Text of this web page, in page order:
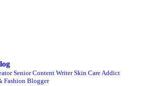
Senior Content WriterSkin Care Addict
Fashion Blogger